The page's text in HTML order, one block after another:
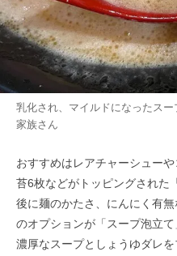
乳化され、マイルドになったス
家族さん
おすすめはレアチャーシュー
苔6枚などがトッピングされた
後に麺のかたさ、にんにく有
のオプションが「スープ泡立
濃厚なスープとしょうゆダレ